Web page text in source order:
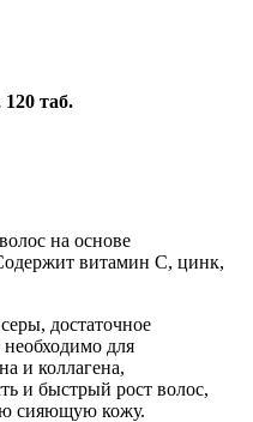
таб.
на основе
витамин С, цинк,
достаточное
необходимо для
и коллагена,
и быстрый рост волос,
сияющую кожу.